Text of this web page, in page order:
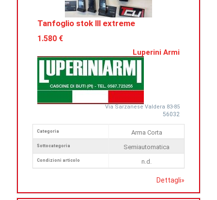
Tanfoglio stok lll extreme
1.580 €
Luperini Armi
Via Sarzanese Valdera 83-85
56032
Categoria
Sottocategoria
Condizioni articolo
Arma Corta
Semiautomatica
n.d.
Dettagli»